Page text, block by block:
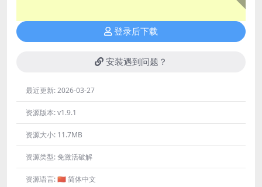
登录后下载
安装遇到问题？
最近更新:2026-03-27
资源版本:v1.9.1
资源大小: 11.7MB
资源类型:免激活破解
资源语言:🇨🇳 简体中文